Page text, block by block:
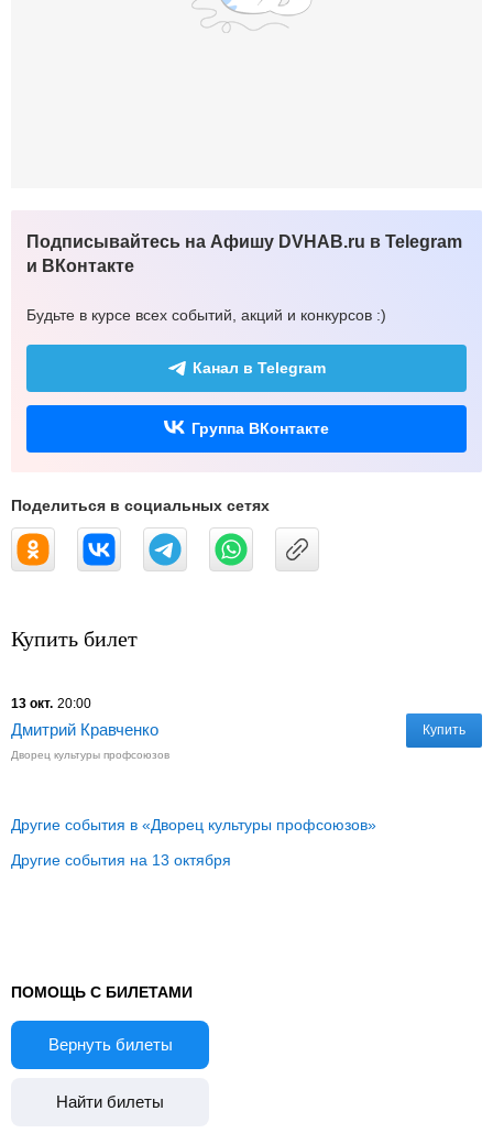
Подписывайтесь на Афишу DVHAB.ru в Telegram
и ВКонтакте
Будьте в курсе всех событий, акций и конкурсов :)
Канал в Telegram
Группа ВКонтакте
Поделиться в социальных сетях
Купить билет
13 окт. 20:00
Дмитрий Кравченко
Дворец культуры профсоюзов
Купить
Другие события в «Дворец культуры профсоюзов»
Другие события на 13 октября
ПОМОЩЬ С БИЛЕТАМИ
Вернуть билеты
Найти билеты